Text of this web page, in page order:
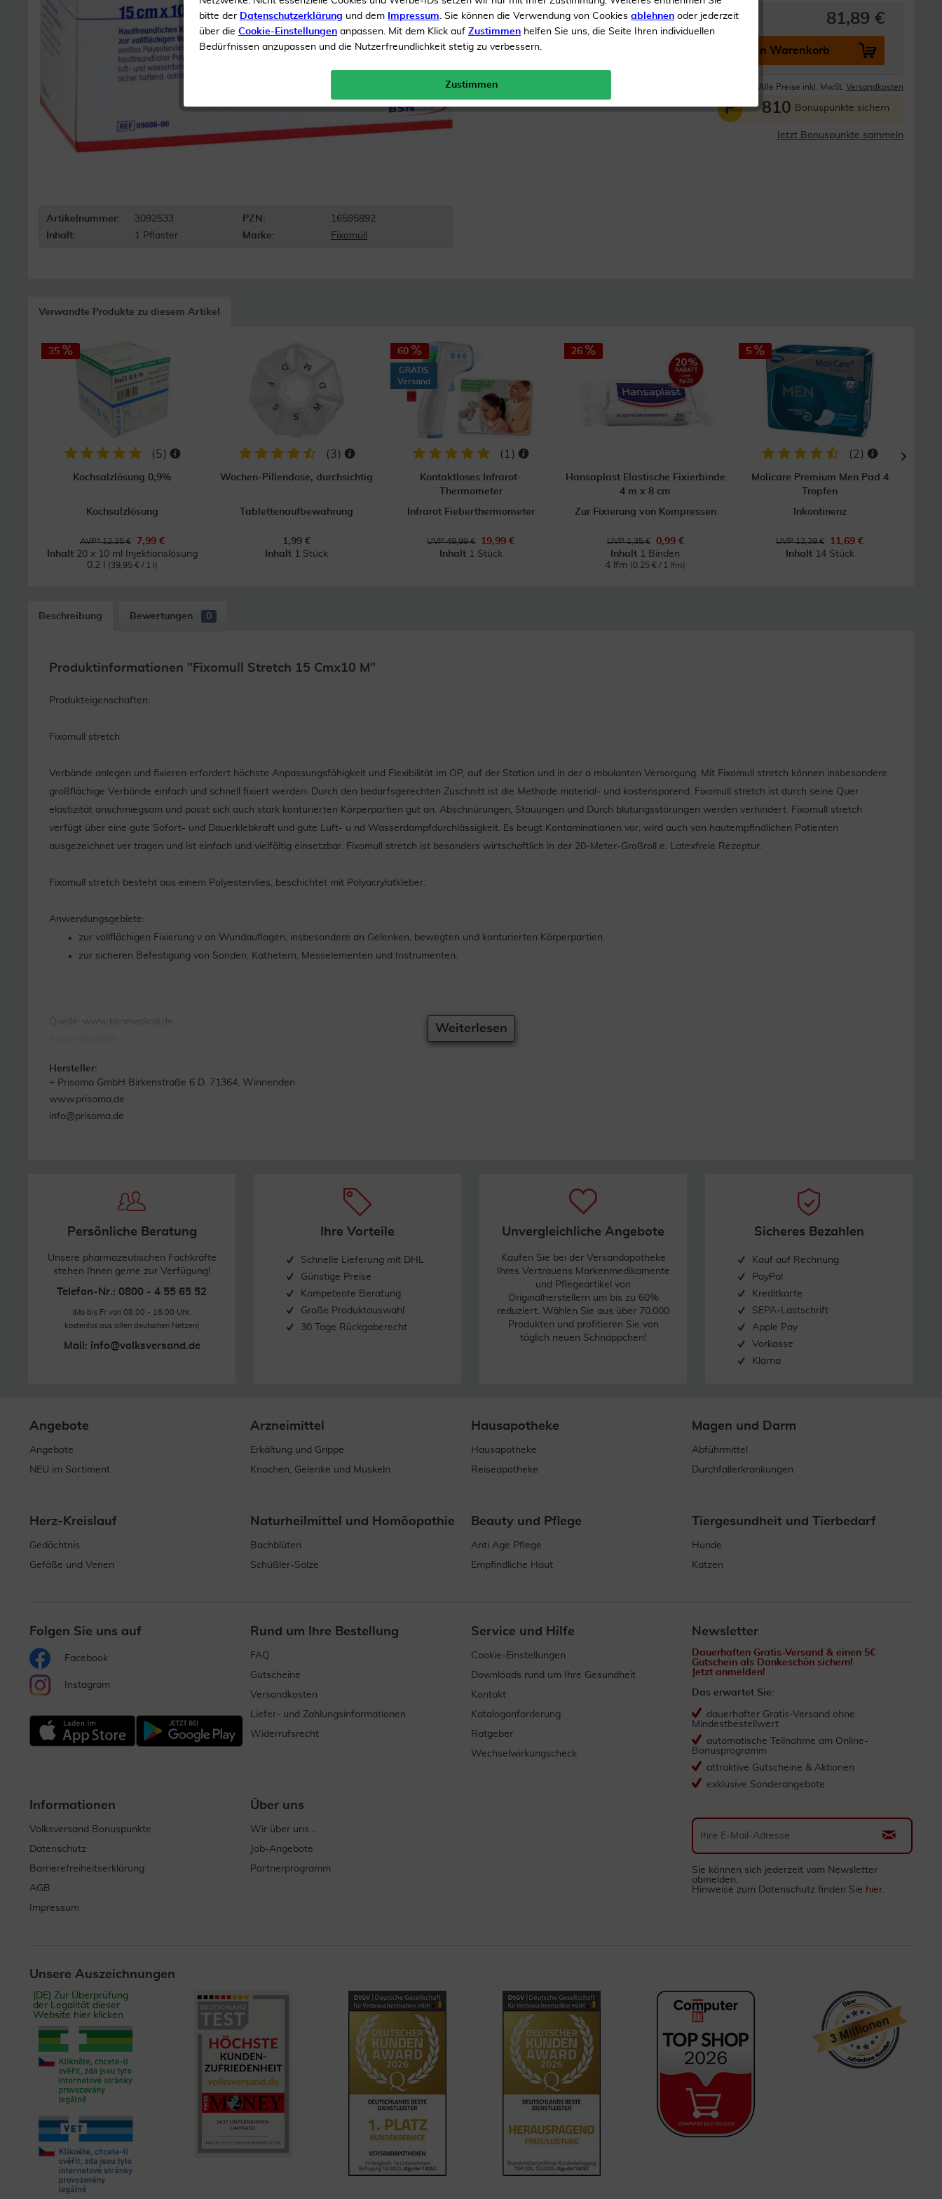
Artikelnummer: 3092533 PZN:
16595892
Inhalt:
1 Pflaster Marke: Fixomull
Inhalt1 Pflaster 81,89 €
In den Warenkorb
Alle Preise inkl. MwSt. Versandkosten
P 810 Bonuspunkte sichern
Jetzt Bonuspunkte sammeln
Verwandte Produkte zu diesem Artikel
35
(5)
Kochsalzlösung 0,9%
Kochsalzlösung
AVP* 12,35 €
7,99 €
Inhalt 20 x 10 ml Injektionslösung
0.2 l
(39,95 € / 1 l)
(3)
Wochen-Pillendose, durchsichtig
Tablettenaufbewahrung
1,99 €
Inhalt 1 Stück
60
GRATIS
Versand
( 1 )
Kontaktloses Infrarot-
Thermometer
Infrarot Fieberthermometer
UVP 49,99 €
19,99 €
Inhalt 1 Stück
26
Hansaplast Elastische Fixierbinde
4 m x 8 cm
Zur Fixierung von Kompressen
UVP 1,35 €
0,99 €
Inhalt 1 Binden
4 lfm (0,25 € / 1 lfm)
5
(2 )
Molicare Premium Men Pad 4
Tropfen
Inkontinenz
UVP 12,39 €
11,69 €
Inhalt 14 Stück
Beschreibung Bewertungen 0
Produktinformationen "Fixomull Stretch 15 Cmx10 M"
Produkteigenschaften:
Fixomull stretch
Verbände anlegen und fixieren erfordert höchste Anpassungsfähigkeit und Flexibilität im OP, auf der Station und in der a mbulanten Versorgung. Mit Fixomull stretch können insbesondere
großflächige Verbände einfach und schnell fixiert werden. Durch den bedarfsgerechten Zuschnitt ist die Methode material- und kostensparend. Fixomull stretch ist durch seine Quer
elastizität anschmiegsam und passt sich auch stark konturierten Körperpartien gut an. Abschnürungen, Stauungen und Durch blutungsstörungen werden verhindert. Fixomull stretch
verfügt über eine gute Sofort- und Dauerklebkraft und gute Luft- u nd Wasserdampfdurchlässigkeit. Es beugt Kontaminationen vor, wird auch von hautempfindlichen Patienten
ausgezeichnet ver tragen und ist einfach und vielfältig einsetzbar. Fixomull stretch ist besonders wirtschaftlich in der 20-Meter-Großroll e. Latexfreie Rezeptur.
Fixomull stretch besteht aus einem Polyestervlies, beschichtet mit Polyacrylatkleber.
Anwendungsgebiete:
zur vollflächigen Fixierung v on Wundauflagen, insbesondere an Gelenken, bewegten und konturierten Körperpartien.
zur sicheren Befestigung von Sonden, Kathetern, Messelementen und Instrumenten.
Quelle: www.bsnmedical.de
Weiterlesen
Hersteller:
+ Prisoma GmbH Birkenstraße 6 D. 71364, Winnenden
www.prisoma.de
info@prisoma.de
Persönliche Beratung
Unsere pharmazeutischen Fachkräfte
stehen Ihnen gerne zur Verfügung!
Telefon-Nr.: 0800 - 4 55 65 52
(Mo bis Fr von 08.00 - 16.00 Uhr,
kostenlos aus allen deutschen Netzen)
Mail: info@volksversand.de
Ihre Vorteile
Schnelle Lieferung mit DHL
Günstige Preise
Kompetente Beratung
Große Produktauswahl
30 Tage Rückgaberecht
Unvergleichliche Angebote
Kaufen Sie bei der Versandapotheke
Ihres Vertrauens Markenmedikamente
und Pflegeartikel von
Originalherstellern um bis zu 60%
reduziert. Wählen Sie aus über 70.000
Produkten und profitieren Sie von
täglich neuen Schnäppchen!
Sicheres Bezahlen
Kauf auf Rechnung
PayPal
Kreditkarte
SEPA-Lastschrift
Apple Pay
Vorkasse
Klarna
Angebote
Angebote
NEU im Sortiment
Arzneimittel
Erkältung und Grippe
Knochen, Gelenke und Muskeln
Hausapotheke
Hausapotheke
Reiseapotheke
Magen und Darm
Abführmittel
Durchfallerkrankungen
Herz-Kreislauf
Gedächtnis
Gefäße und Venen
Naturheilmittel und Homöopathie
Bachblüten
Schüßler-Salze
Beauty und Pflege
Anti Age Pflege
Empfindliche Haut
Tiergesundheit und Tierbedarf
Hunde
Katzen
Folgen Sie uns auf
Facebook
Instagram
Rund um Ihre Bestellung
FAQ
Gutscheine
Versandkosten
Liefer- und Zahlungsinformationen
Widerrufsrecht
Service und Hilfe
Cookie-Einstellungen
Downloads rund um Ihre Gesundheit
Kontakt
Kataloganforderung
Ratgeber
Wechselwirkungscheck
Informationen
Volksversand Bonuspunkte
Datenschutz
Barrierefreiheitserklärung
AGB
Impressum
Über uns
Wir über uns...
Job-Angebote
Partnerprogramm
Newsletter
Dauerhaften Gratis-Versand & einen 5€
Gutschein als Dankeschön sichern!
Jetzt anmelden!
Das erwartet Sie:
dauerhafter Gratis-Versand ohne
Mindestbestellwert
automatische Teilnahme am Online-
Bonusprogramm
attraktive Gutscheine & Aktionen
exklusive Sonderangebote
Sie können sich jederzeit vom Newsletter
abmelden.
Hinweise zum Datenschutz finden Sie hier.
Unsere Auszeichnungen
(DE) Zur Überprüfung
der Legalität dieser
Website hier klicken
bitte der Datenschutzerklärung und dem Impressum. Sie können die Verwendung von Cookies ablehnen oder jederzeit
über die Cookie-Einstellungen anpassen. Mit dem Klick auf Zustimmen helfen Sie uns, die Seite Ihren individuellen
Bedürfnissen anzupassen und die Nutzerfreundlichkeit stetig zu verbessern.
Zustimmen